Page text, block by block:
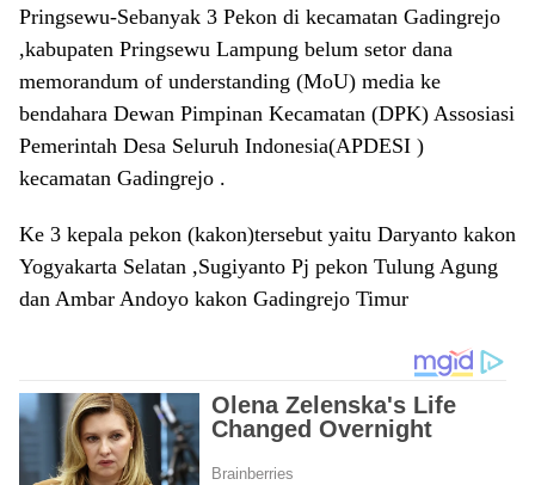
Pringsewu-Sebanyak 3 Pekon di kecamatan Gadingrejo
,kabupaten Pringsewu Lampung belum setor dana
memorandum of understanding (MoU) media ke
bendahara Dewan Pimpinan Kecamatan (DPK) Assosiasi
Pemerintah Desa Seluruh Indonesia(APDESI )
kecamatan Gadingrejo .
Ke 3 kepala pekon (kakon)tersebut yaitu Daryanto kakon
Yogyakarta Selatan ,Sugiyanto Pj pekon Tulung Agung
dan Ambar Andoyo kakon Gadingrejo Timur